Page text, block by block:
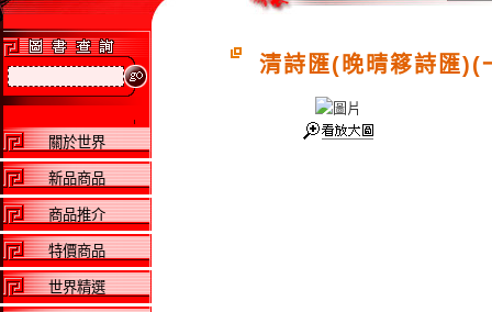
關於世界
新品商品
商品推介
特價商品
世界精選
清詩匯(晚晴簃詩匯